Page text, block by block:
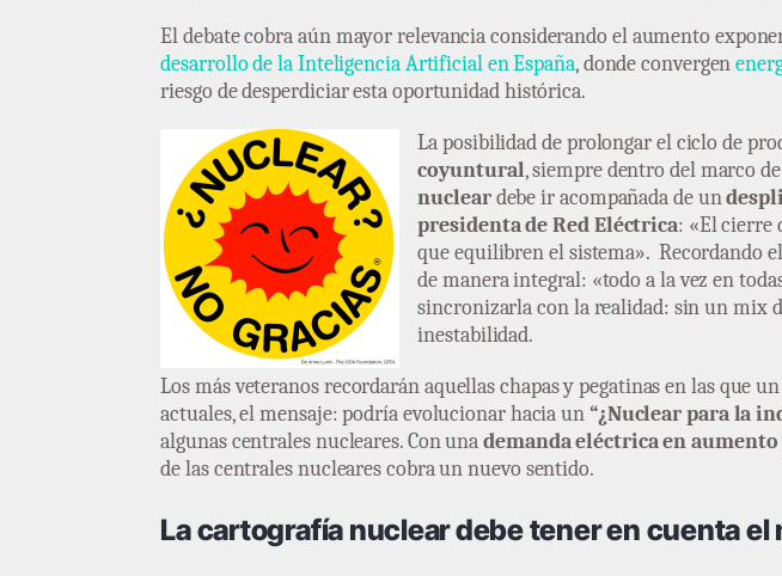
El debate cobra aún mayor relevancia considerando el aumento
desarrollo de la Inteligencia Artificial en España, donde convergen
riesgo de desperdiciar esta oportunidad histórica.
La posibilidad de prolongar el ciclo de
coyuntural, siempre dentro del marco
nucleardebe ir acompañada de un
presidenta de Red Eléctrica: «El cierre
que equilibren el sistema». Recordando
de manera integral: «todo a la vez en
sincronizarla con la realidad: sin un mix
inestabilidad.
Los más veteranos recordarán aquellas chapas y pegatinas en las que
actuales, el mensaje: podría evolucionar hacia un“¿Nuclear para la
algunas centrales nucleares. Con unademanda eléctrica en aumento
de las centrales nucleares cobra un nuevo sentido.
La cartografía nuclear debetener en cuenta el